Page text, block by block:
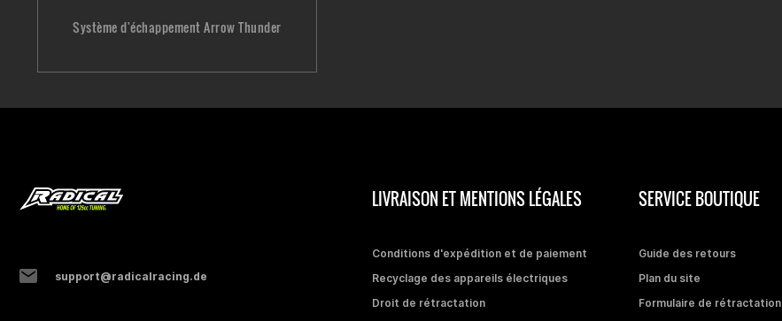
Système d'échappement Arrow Thunder
support@radicalracing.de
LIVRAISON ET MENTIONS LÉGALES
Conditions d'expédition et de paiement
Recyclage des appareils électriques
Droit de rétractation
SERVICE BOUTIQUE
Guide des retours
Plan du site
Formulaire de rétractation